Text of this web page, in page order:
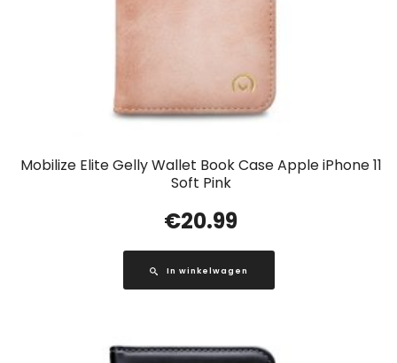
Mobilize Elite Gelly Wallet Book Case Apple iPhone 11
Soft Pink
€20.99
In winkelwagen